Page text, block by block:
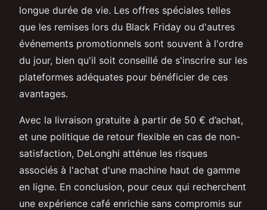
longue durée de vie. Les offres spéciales telles
que les remises lors du Black Friday ou d'autres
événements promotionnels sont souvent à l'ordre
du jour, bien qu'il soit conseillé de s'inscrire sur les
plateformes adéquates pour bénéficier de ces
avantages.
Avec la livraison gratuite à partir de 50 € d’achat,
et une politique de retour flexible en cas de non-
satisfaction, DeLonghi atténue les risques
associés à l'achat d'une machine haut de gamme
en ligne. En conclusion, pour ceux qui recherchent
une expérience café enrichie sans compromis sur